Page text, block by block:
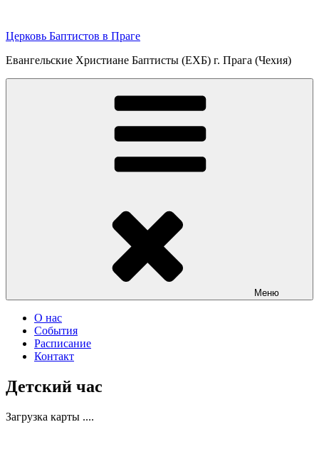
содержимому
Церковь Баптистов в Праге
Евангельские Христиане Баптисты (ЕХБ) г. Прага (Чехия)
Меню
О нас
События
Расписание
Контакт
Детский час
Загрузка карты ....